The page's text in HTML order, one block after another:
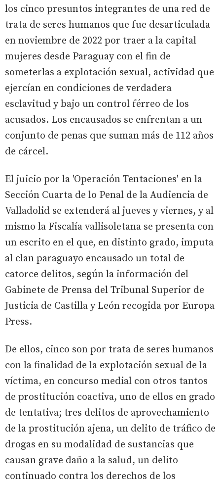
los cinco presuntos integrantes de una red de
trata de seres humanos que fue desarticulada
en noviembre de 2022 por traer a la capital
mujeres desde Paraguay con el fin de
someterlas a explotación sexual, actividad que
ejercían en condiciones de verdadera
esclavitud y bajo un control férreo de los
acusados. Los encausados se enfrentan a un
conjunto de penas que suman más de 112 años
de cárcel.
El juicio por la 'Operación Tentaciones' en la
Sección Cuarta de lo Penal de la Audiencia de
Valladolid se extenderá al jueves y viernes, y al
mismo la Fiscalía vallisoletana se presenta con
un escrito en el que, en distinto grado, imputa
al clan paraguayo encausado un total de
catorce delitos, según la información del
Gabinete de Prensa del Tribunal Superior de
Justicia de Castilla y León recogida por Europa
Press.
De ellos, cinco son por trata de seres humanos
con la finalidad de la explotación sexual de la
víctima, en concurso medial con otros tantos
de prostitución coactiva, uno de ellos en grado
de tentativa; tres delitos de aprovechamiento
de la prostitución ajena, un delito de tráfico de
drogas en su modalidad de sustancias que
causan grave daño a la salud, un delito
continuado contra los derechos de los